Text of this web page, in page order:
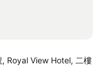
Royal View Hotel, 二樓